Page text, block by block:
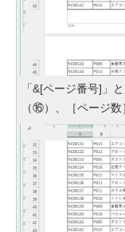
「&[ページ番号]」
（⑯）、［ページ